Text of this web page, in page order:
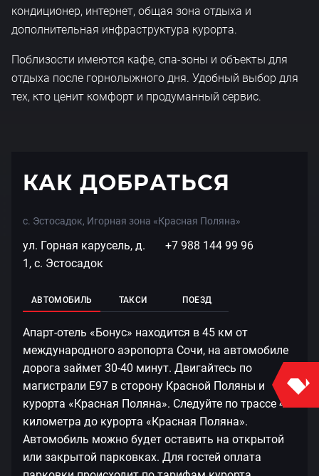
кондиционер, интернет, общая зона отдыха и
дополнительная инфраструктура курорта.
Поблизости имеются кафе, спа-зоны и объекты для
отдыха после горнолыжного дня. Удобный выбор для
тех, кто ценит комфорт и продуманный сервис.
КАК ДОБРАТЬСЯ
с. Эстосадок, Игорная зона «Красная Поляна»
ул. Горная карусель, д.
1, с. Эстосадок
+7 988 144 99 96
АВТОМОБИЛЬ ТАКСИ ПОЕЗД
Апарт-отель «Бонус» находится в 45 км от
международного аэропорта Сочи, на автомобиле
дорога займет 30-40 минут. Двигайтесь по
магистрали Е97 в сторону Красной Поляны и
курорта «Красная Поляна». Следуйте по трассе 42
километра до курорта «Красная Поляна».
Автомобиль можно будет оставить на открытой
или закрытой парковках. Для гостей оплата